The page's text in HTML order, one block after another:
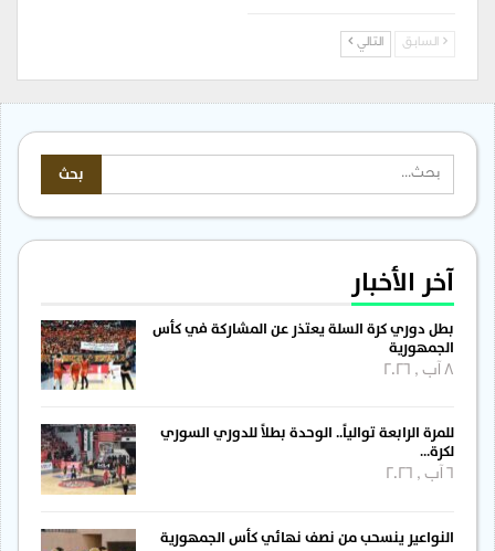
السابق التالي
آخر الأخبار
بطل دوري كرة السلة يعتذر عن المشاركة في كأس
الجمهورية
للمرة الرابعة توالياً.. الوحدة بطلاً للدوري السوري
لكرة…
النواعير ينسحب من نصف نهائي كأس الجمهورية